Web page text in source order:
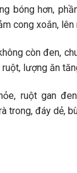
bóng hơn,
cong xoắn, lên
còn đen,
lượng ăn
ruột gan
trong, đáy dẻ,